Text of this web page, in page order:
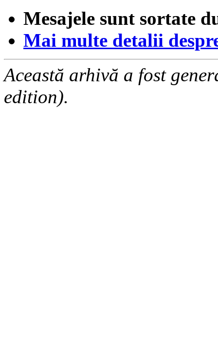
Mesajele sunt sortate
Mai multe detalii
Această arhivă a fost
edition).